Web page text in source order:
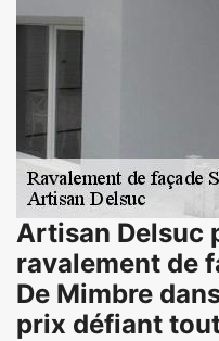
Artisan Delsuc
ravalement de
De Mimbre
prix défiant